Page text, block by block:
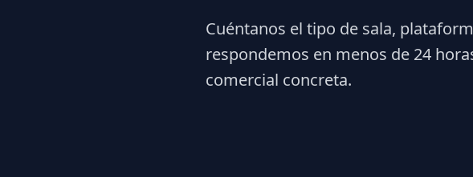
Cuéntanos el tipo de sala,
respondemos en menos de 24
comercial concreta.